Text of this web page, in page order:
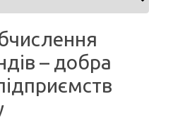
– добра